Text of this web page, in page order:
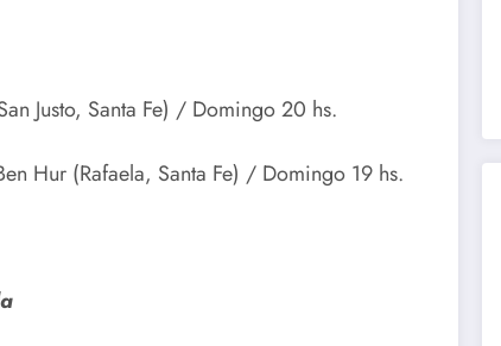
Justo, Santa Fe) / Domingo 20 hs.
Hur (Rafaela, Santa Fe) / Domingo 19 hs.